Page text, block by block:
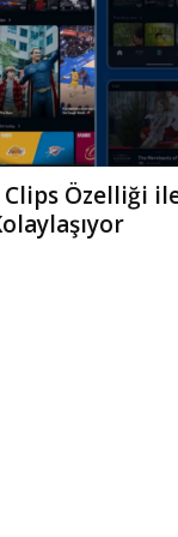
r
l
i
E
Özelliği